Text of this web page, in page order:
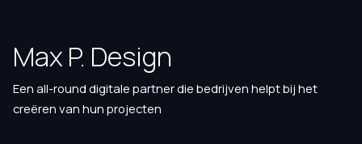
Max P. Design
Een all-round digitale partner die bedrijven helpt bij het
creëren van hun projecten